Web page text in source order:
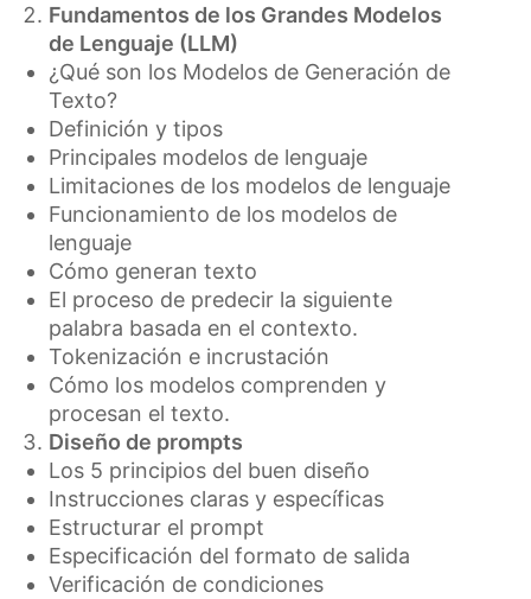
Fundamentos de los Grandes Modelos
de Lenguaje (LLM)
¿Qué son los Modelos de Generación de
Texto?
Definición y tipos
Principales modelos de lenguaje
Limitaciones de los modelos de lenguaje
Funcionamiento de los modelos de
lenguaje
Cómo generan texto
El proceso de predecir la siguiente
palabra basada en el contexto.
Tokenización e incrustación
Cómo los modelos comprenden y
procesan el texto.
Diseño de prompts
Los 5 principios del buen diseño
Instrucciones claras y específicas
Estructurar el prompt
Especificación del formato de salida
Verificación de condiciones